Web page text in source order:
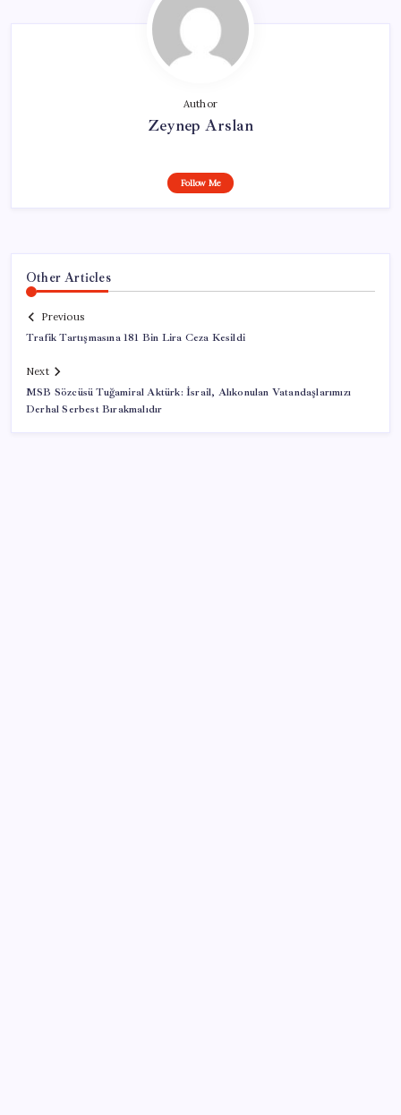
Author
Zeynep Arslan
Follow Me
Other Articles
Previous
Trafik Tartışmasına 181 Bin Lira Ceza Kesildi
Next
MSB Sözcüsü Tuğamiral Aktürk: İsrail, Alıkonulan Vatandaşlarımızı
Derhal Serbest Bırakmalıdır